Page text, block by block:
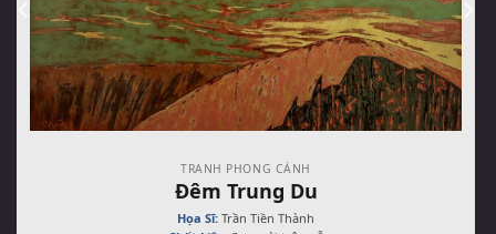
TRANH PHONG CẢNH
Đêm Trung Du
Họa Sĩ: Trần Tiền Thành